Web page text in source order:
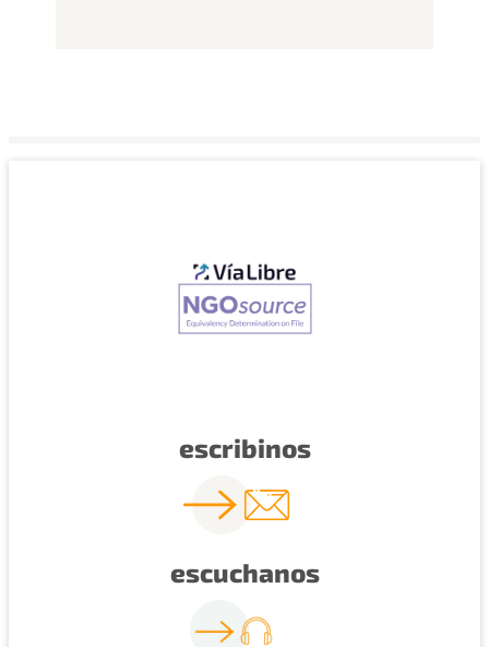
escribinos
escuchanos